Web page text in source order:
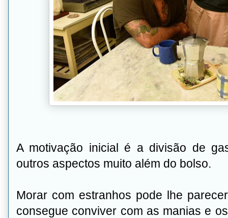
A motivação inicial é a divisão de
outros aspectos muito além do bolso.
Morar com estranhos pode lhe
consegue conviver com as manias e